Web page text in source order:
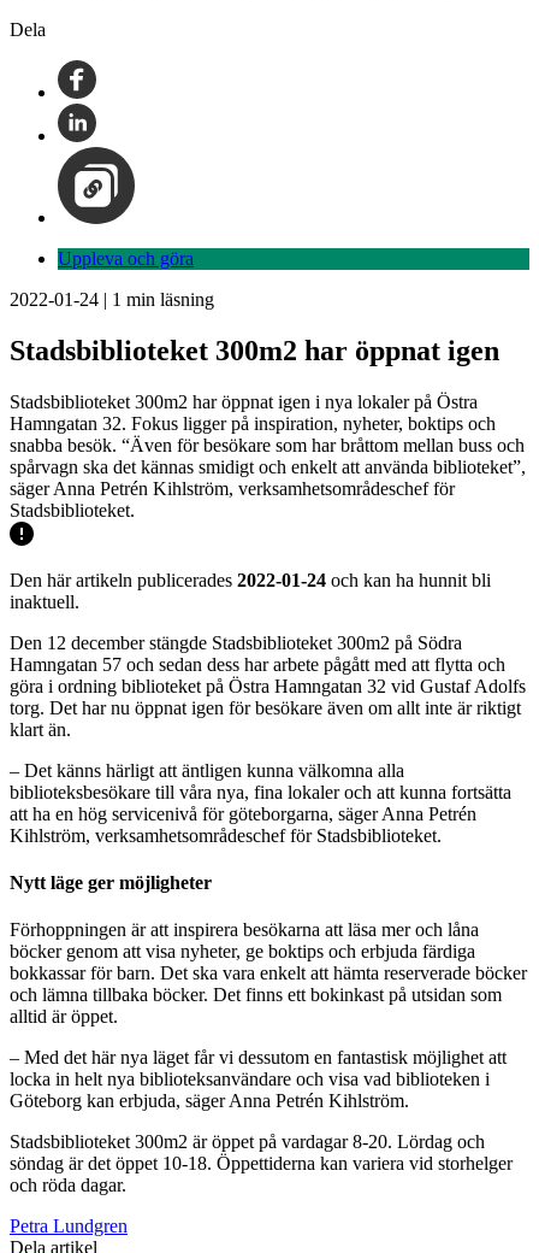
Dela
Uppleva och göra
2022-01-24 | 1 min läsning
Stadsbiblioteket 300m2 har öppnat igen
Stadsbiblioteket 300m2 har öppnat igen i nya lokaler på Östra
Hamngatan 32. Fokus ligger på inspiration, nyheter, boktips och
snabba besök. “Även för besökare som har bråttom mellan buss och
spårvagn ska det kännas smidigt och enkelt att använda biblioteket”,
säger Anna Petrén Kihlström, verksamhetsområdeschef för
Stadsbiblioteket.
Den här artikeln publicerades 2022-01-24 och kan ha hunnit bli
inaktuell.
Den 12 december stängde Stadsbiblioteket 300m2 på Södra
Hamngatan 57 och sedan dess har arbete pågått med att flytta och
göra i ordning biblioteket på Östra Hamngatan 32 vid Gustaf Adolfs
torg. Det har nu öppnat igen för besökare även om allt inte är riktigt
klart än.
– Det känns härligt att äntligen kunna välkomna alla
biblioteksbesökare till våra nya, fina lokaler och att kunna fortsätta
att ha en hög servicenivå för göteborgarna, säger Anna Petrén
Kihlström, verksamhetsområdeschef för Stadsbiblioteket.
Nytt läge ger möjligheter
Förhoppningen är att inspirera besökarna att läsa mer och låna
böcker genom att visa nyheter, ge boktips och erbjuda färdiga
bokkassar för barn. Det ska vara enkelt att hämta reserverade böcker
och lämna tillbaka böcker. Det finns ett bokinkast på utsidan som
alltid är öppet.
– Med det här nya läget får vi dessutom en fantastisk möjlighet att
locka in helt nya biblioteksanvändare och visa vad biblioteken i
Göteborg kan erbjuda, säger Anna Petrén Kihlström.
Stadsbiblioteket 300m2 är öppet på vardagar 8-20. Lördag och
söndag är det öppet 10-18. Öppettiderna kan variera vid storhelger
och röda dagar.
Petra Lundgren
Dela artikel